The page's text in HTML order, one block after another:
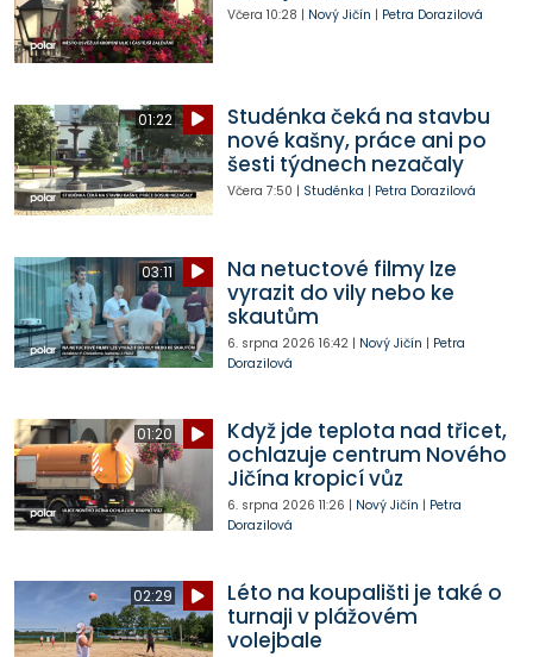
Včera 10:28 | Nový Jičín | Petra Dorazilová
01:22
Studénka čeká na stavbu
nové kašny, práce ani po
šesti týdnech nezačaly
Včera 7:50 | Studénka | Petra Dorazilová
03:11
Na netuctové filmy lze
vyrazit do vily nebo ke
skautům
6. srpna 2026 16:42| Nový Jičín | Petra
Dorazilová
01:20
Když jde teplota nad třicet,
ochlazuje centrum Nového
Jičína kropicí vůz
6. srpna 2026 11:26 | Nový Jičín | Petra
Dorazilová
02:29
Léto na koupališti je také o
turnaji v plážovém
volejbale